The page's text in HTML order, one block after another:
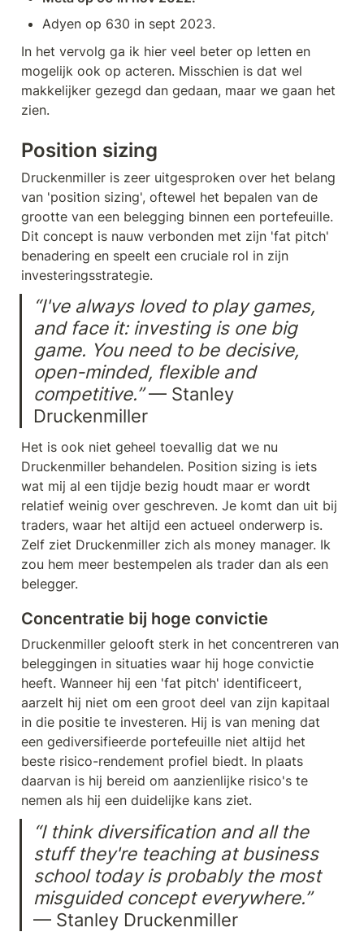
Adyen op 630 in sept 2023.
In het vervolg ga ik hier veel beter op letten en
mogelijk ook op acteren. Misschien is dat wel
makkelijker gezegd dan gedaan, maar we gaan het
zien.
Position sizing
Druckenmiller is zeer uitgesproken over het belang
van 'position sizing', oftewel het bepalen van de
grootte van een belegging binnen een portefeuille.
Dit concept is nauw verbonden met zijn 'fat pitch'
benadering en speelt een cruciale rol in zijn
investeringsstrategie.
“I've always loved to play games,
and face it: investing is one big
game. You need to be decisive,
open-minded, flexible and
competitive.” — Stanley
Druckenmiller
Het is ook niet geheel toevallig dat we nu
Druckenmiller behandelen. Position sizing is iets
wat mij al een tijdje bezig houdt maar er wordt
relatief weinig over geschreven. Je komt dan uit bij
traders, waar het altijd een actueel onderwerp is.
Zelf ziet Druckenmiller zich als money manager. Ik
zou hem meer bestempelen als trader dan als een
belegger.
Concentratie bij hoge convictie
Druckenmiller gelooft sterk in het concentreren van
beleggingen in situaties waar hij hoge convictie
heeft. Wanneer hij een 'fat pitch' identificeert,
aarzelt hij niet om een groot deel van zijn kapitaal
in die positie te investeren. Hij is van mening dat
een gediversifieerde portefeuille niet altijd het
beste risico-rendement profiel biedt. In plaats
daarvan is hij bereid om aanzienlijke risico's te
nemen als hij een duidelijke kans ziet.
“I think diversification and all the
stuff they're teaching at business
school today is probably the most
misguided concept everywhere.”
— Stanley Druckenmiller